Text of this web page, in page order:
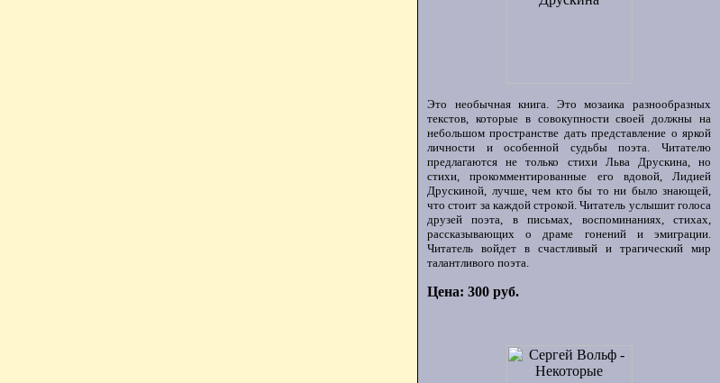
Это необычная книга. Это мозаика разнообразных
текстов, которые в совокупности своей должны на
небольшом пространстве дать представление о яркой
личности и особенной судьбы поэта. Читателю
предлагаются не только стихи Льва Друскина, но
стихи, прокомментированные его вдовой, Лидией
Друскиной, лучше, чем кто бы то ни было знающей,
что стоит за каждой строкой. Читатель услышит голоса
друзей поэта, в письмах, воспоминаниях, стихах,
рассказывающих о драме гонений и эмиграции.
Читатель войдет в счастливый и трагический мир
талантливого поэта.
Цена: 300 руб.